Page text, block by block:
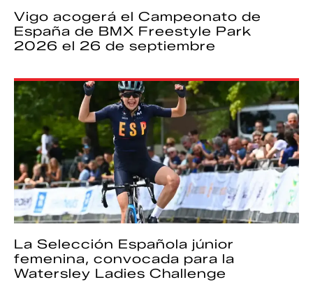
Vigo acogerá el Campeonato de
España de BMX Freestyle Park
2026 el 26 de septiembre
La Selección Española júnior
femenina, convocada para la
Watersley Ladies Challenge